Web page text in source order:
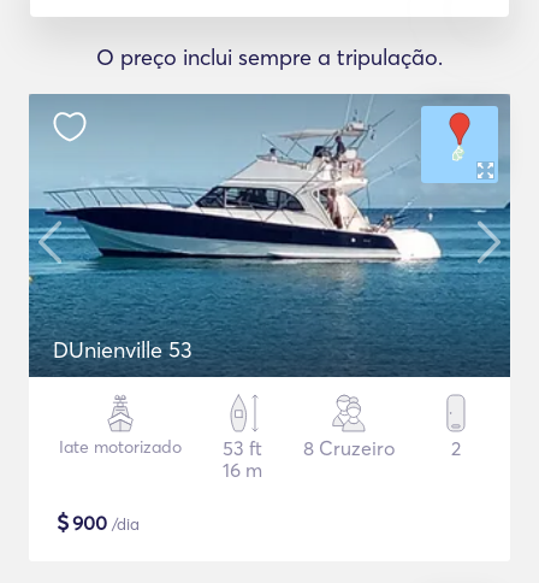
O preço inclui sempre a tripulação.
DUnienville 53
Iate motorizado
53 ft
16 m
8 Cruzeiro 2
$900 /dia